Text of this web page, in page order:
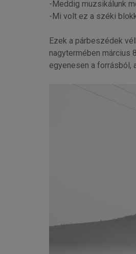
-Meddig muzsikálunk
-Mi volt ez a széki
Ezek a párbeszédek
nagytermében március
egyenesen a forrásból,